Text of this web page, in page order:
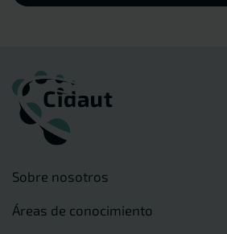
Sobre nosotros
Áreas de conocimiento